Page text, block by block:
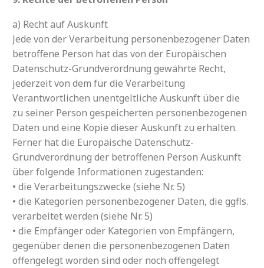
a) Recht auf Auskunft
Jede von der Verarbeitung personenbezogener Daten
betroffene Person hat das von der Europäischen
Datenschutz-Grundverordnung gewährte Recht,
jederzeit von dem für die Verarbeitung
Verantwortlichen unentgeltliche Auskunft über die
zu seiner Person gespeicherten personenbezogenen
Daten und eine Kopie dieser Auskunft zu erhalten.
Ferner hat die Europäische Datenschutz-
Grundverordnung der betroffenen Person Auskunft
über folgende Informationen zugestanden:
• die Verarbeitungszwecke (siehe Nr. 5)
• die Kategorien personenbezogener Daten, die ggfls.
verarbeitet werden (siehe Nr. 5)
• die Empfänger oder Kategorien von Empfängern,
gegenüber denen die personenbezogenen Daten
offengelegt worden sind oder noch offengelegt